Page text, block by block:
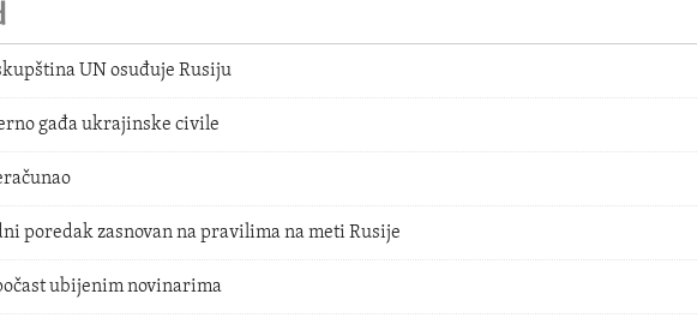
UN osuđuje Rusiju
gađa ukrajinske civile
poredak zasnovan na pravilima na meti Rusije
ubijenim novinarima